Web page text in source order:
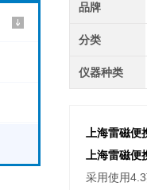
品牌
分类
仪器种类
上海雷磁
上海雷磁
采用使用4.3